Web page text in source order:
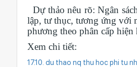
Dự thảo nêu rõ: Ngân
lập, tư thục, tương ứng với
phương theo phân cấp hiện
Xem chi tiết:
17.10. du thao nq thu hoc phi tu